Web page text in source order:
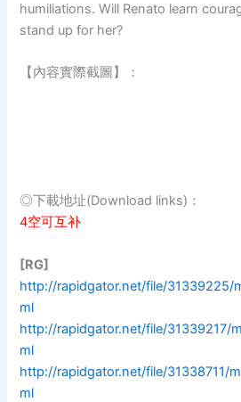
humiliations. Will Renato learn
stand up for her?
【內容實際截圖】：
◎下載地址(Download links)：
4空可互补
[RG]
http://rapidgator.net/file/31339225/
ml
http://rapidgator.net/file/31339217/
ml
http://rapidgator.net/file/31338711/
ml